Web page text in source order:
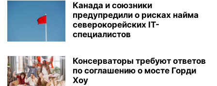
Канада и союзники
предупредили о рисках найма
северокорейских IT-
специалистов
Консерваторы требуют ответов
по соглашению о мосте Горди
Хоу